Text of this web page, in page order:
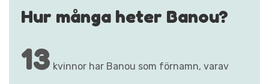
Hur många heter Banou?
13 kvinnor har Banou som förnamn, varav